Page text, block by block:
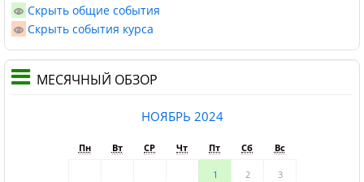
Скрыть общие события
Скрыть события курса
МЕСЯЧНЫЙ ОБЗОР
НОЯБРЬ 2024
Пн Вт СР Чт Пт Сб Вс
1 2 3